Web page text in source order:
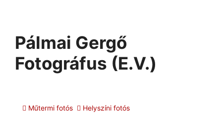
Pálmai Gergő
Fotográfus (E.V.)
Műtermi fotós
Helyszíni fotós